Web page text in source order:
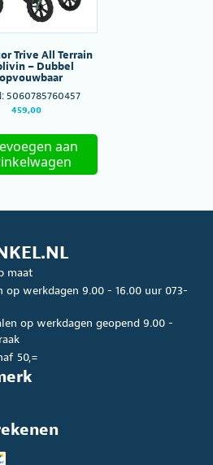
productpagina
Trive All Terrain
– Dubbel
opvouwbaar
5060785760457
459,00
aan
maat
op werkdagen 9.00 - 16.00 uur 073-
op werkdagen geopend 9.00 -
50,=